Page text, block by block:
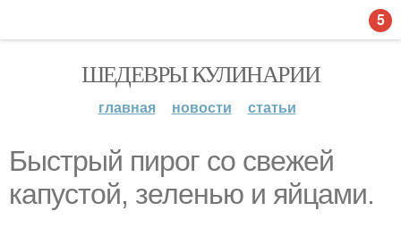
ШЕДЕВРЫ КУЛИНАРИИ
главная новости статьи
Быстрый пирог со свежей
капустой, зеленью и яйцами.
5